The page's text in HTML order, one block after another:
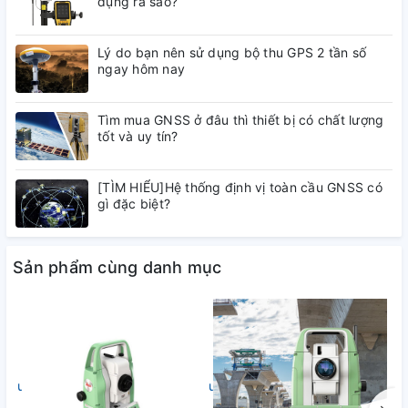
Độ Chính Xác Đo
Khoảng Cách
±1 mm + 1 ppm
Độ Chính Xác Đo Góc ±1 giây (phân tích góc)
Tầm Quan Sát
kiện lý tưởng)
Độ Chính Xác GPS
Độ Chính Xác Tọa Độ ±3 mm (với hệ thống GPS)
16 GB (bộ nhớ trong)
12 giờ hoạt động liên tục
Lý do bạn nên sử dụng bộ thu GPS 2 tần số
ngay hôm nay
Tìm mua GNSS ở đâu thì thiết bị có chất lượng
tốt và uy tín?
[TÌM HIỂU]Hệ thống định vị toàn cầu GNSS có
gì đặc biệt?
Sản phẩm cùng danh mục
undefined undefined